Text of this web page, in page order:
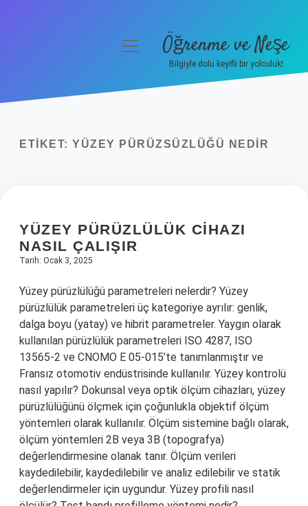
Yasal Uyarı
menüyüÖğrenme ve Neşe
Bilgiyle dolu keyifli bir yolculuk!
ETIKET: YÜZEY PÜRÜZSÜZLÜĞÜ NEDIR
YÜZEY PÜRÜZLÜLÜK CIHAZI
NASIL ÇALIŞIR
Tarih: Ocak 3, 2025
Yüzey pürüzlülüğü parametreleri nelerdir? Yüzey
pürüzlülük parametreleri üç kategoriye ayrılır: genlik,
dalga boyu (yatay) ve hibrit parametreler. Yaygın olarak
kullanılan pürüzlülük parametreleri ISO 4287, ISO
13565-2 ve CNOMO E 05-015’te tanımlanmıştır ve
Fransız otomotiv endüstrisinde kullanılır. Yüzey kontrolü
nasıl yapılır? Dokunsal veya optik ölçüm cihazları, yüzey
pürüzlülüğünü ölçmek için çoğunlukla objektif ölçüm
yöntemleri olarak kullanılır. Ölçüm sistemine bağlı olarak,
ölçüm yöntemleri 2B veya 3B (topografya)
değerlendirmesine olanak tanır. Ölçüm verileri
kaydedilebilir, kaydedilebilir ve analiz edilebilir ve statik
değerlendirmeler için uygundur. Yüzey profili nasıl